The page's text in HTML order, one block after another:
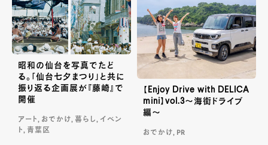
昭和の仙台を写真でたど
る。「仙台七夕まつり」と共に
振り返る企画展が『藤崎』で
開催
アート, おでかけ, 暮らし, イベン
ト, 青葉区
【Enjoy Drive with DELICA
mini】vol.3～海街ドライブ
編～
おでかけ, PR